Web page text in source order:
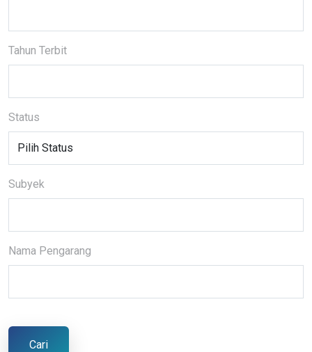
Tahun Terbit
Status
Subyek
Nama Pengarang
Cari